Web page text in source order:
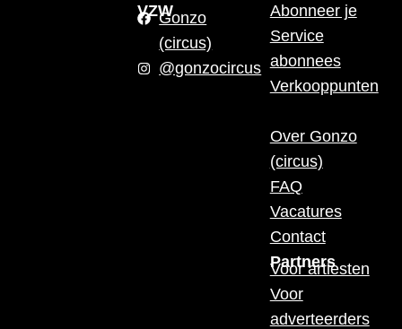
VZWGonzo
(circus)
@gonzocircus
Abonneer je
Service
abonnees
Verkooppunten
Over Gonzo
(circus)
FAQ
Vacatures
Contact
Partners
Voor artiesten
Voor
adverteerders